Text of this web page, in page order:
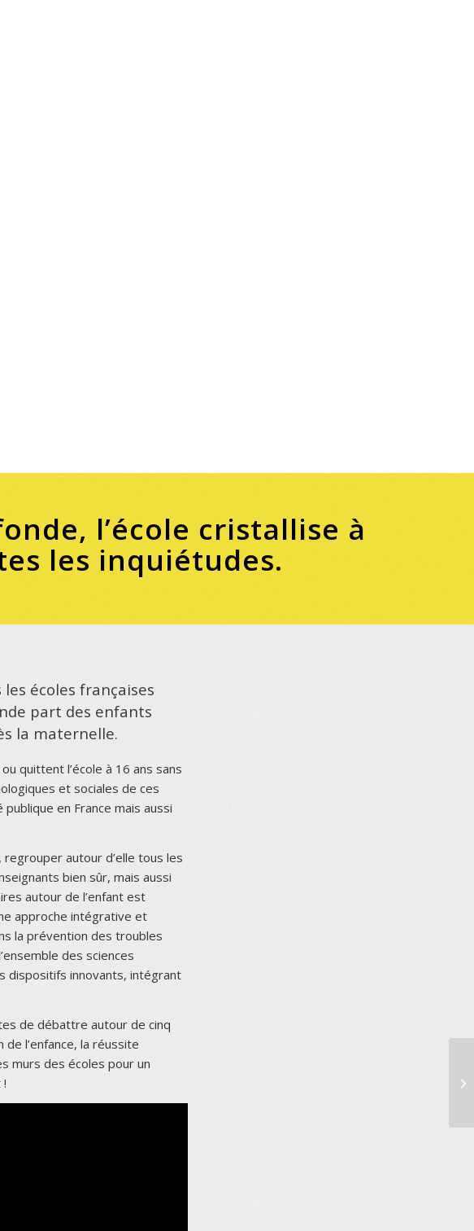
l’école cristallise à
les inquiétudes.
les écoles françaises
part des enfants
la maternelle.
quittent l’école à 16 ans sans
et sociales de ces
en France mais aussi
regrouper autour d’elle tous les
bien sûr, mais aussi
autour de l’enfant est
approche intégrative et
la prévention des troubles
des sciences
dispositifs innovants, intégrant
de débattre autour de cinq
l’enfance, la réussite
murs des écoles pour un